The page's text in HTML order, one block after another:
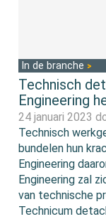
In de branche
Technisch
Engineering
24 januari 2023
Technisch
bundelen hun
Engineering
Engineering zal
van technische
Technicum